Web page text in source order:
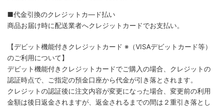
■代金引換のクレジットカ―ド払い
商品お届け時に配送業者へクレジットカードでお支払い。
【デビット機能付きクレジットカード ※（VISAデビットカード等）
のご利用について】
デビット機能付きクレジットカードでご購入の場合、クレジットの
認証時点で、ご指定の預金口座から代金が引き落とされます。
クレジットの認証後に注文内容が変更になった場合、変更前の利用
金額は後日返金されますが、返金されるまでの間は２重引き落とし